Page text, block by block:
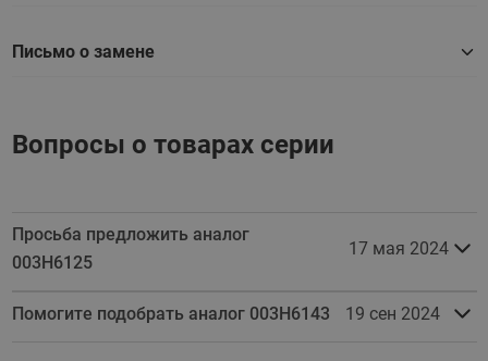
Письмо о замене
Вопросы о товарах серии
Просьба предложить аналог
003H6125
17 мая 2024
Помогите подобрать аналог 003H6143 19 сен 2024